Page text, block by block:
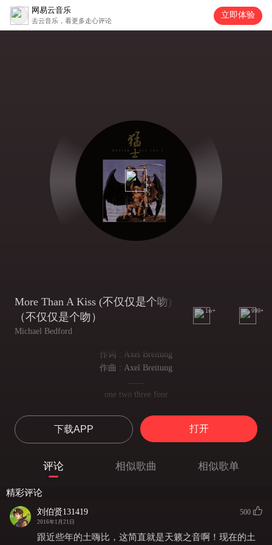
网易云音乐
去云音乐，看更多走心评论
立即体验
More Than A Kiss (不仅仅是个吻)
（不仅仅是个吻）
Michael Bedford
1w+ 999+
作词 : Axel Breitung
作曲 : Axel Breitung
one two three four
……
one two three four
女士们先生们
Ladies and gentleme
下载APP 打开
评论 相似歌曲 相似歌单
精彩评论
刘伯贤131419
2016年1月21日
500
跟近些年的土嗨比，这简直就是天籁之音啊！现在的土